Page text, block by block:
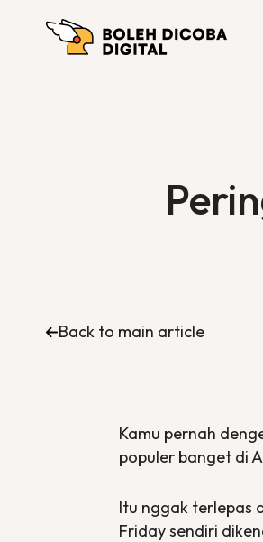
Back to main article
Kamu pernah
populer banget di
Itu nggak terlepas
Fridaysendiri